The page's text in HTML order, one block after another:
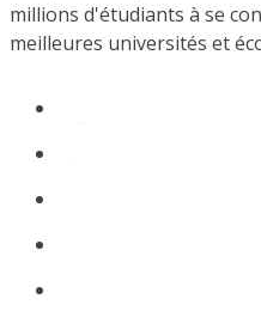
millions d'étudiants à se
meilleures universités et